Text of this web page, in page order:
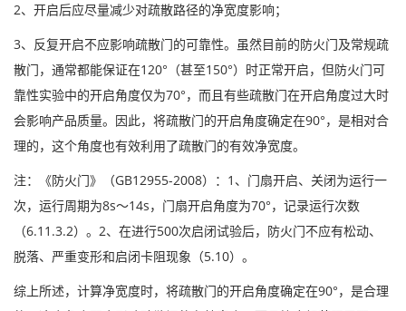
2、开启后应尽量减少对疏散路径的净宽度影响；
3、反复开启不应影响疏散门的可靠性。虽然目前的防火门及常规疏
散门，通常都能保证在120°（甚至150°）时正常开启，但防火门可
靠性实验中的开启角度仅为70°，而且有些疏散门在开启角度过大时
会影响产品质量。因此，将疏散门的开启角度确定在90°，是相对合
理的，这个角度也有效利用了疏散门的有效净宽度。
注：《防火门》（GB12955-2008）：1、门扇开启、关闭为运行一
次，运行周期为8s～14s，门扇开启角度为70°，记录运行次数
（6.11.3.2）。2、在进行500次启闭试验后，防火门不应有松动、
脱落、严重变形和启闭卡阻现象（5.10）。
综上所述，计算净宽度时，将疏散门的开启角度确定在90°，是合理